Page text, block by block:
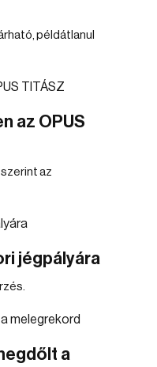
példátlanul
az OPUS
az
jégpályára
a